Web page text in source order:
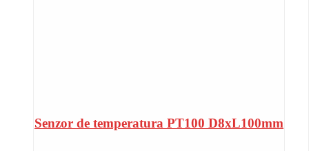
Senzor de temperatura PT100 D8xL100mm